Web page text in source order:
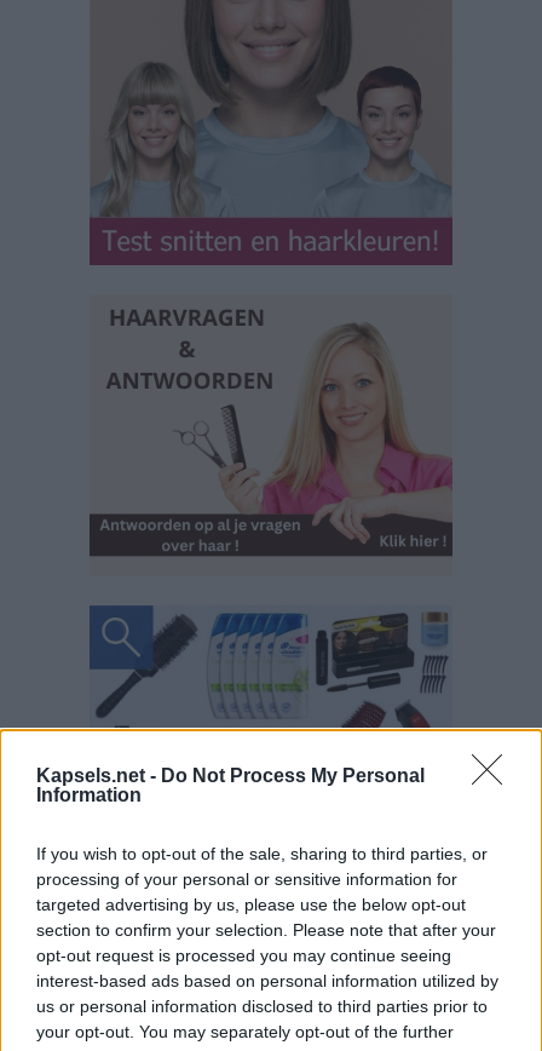
Kapsels.net - Do Not Process My Personal
Information
If you wish to opt-out of the sale, sharing to third parties, or
processing of your personal or sensitive information for
targeted advertising by us, please use the below opt-out
section to confirm your selection. Please note that after your
opt-out request is processed you may continue seeing
interest-based ads based on personal information utilized by
us or personal information disclosed to third parties prior to
your opt-out. You may separately opt-out of the further